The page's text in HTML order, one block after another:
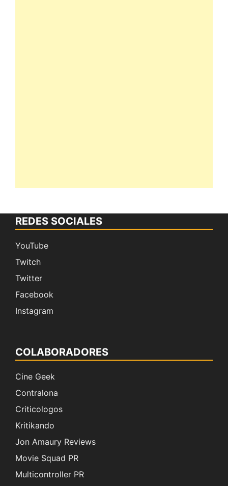
REDES SOCIALES
YouTube
Twitch
Twitter
Facebook
Instagram
COLABORADORES
Cine Geek
Contralona
Criticologos
Kritikando
Jon Amaury Reviews
Movie Squad PR
Multicontroller PR